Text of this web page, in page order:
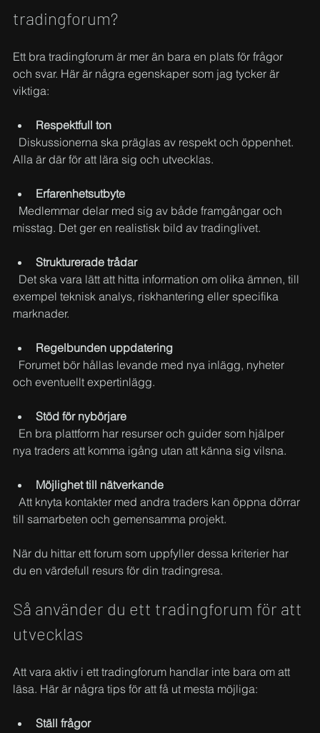
tradingforum?
Ett bra tradingforum är mer än bara en plats för frågor
och svar. Här är några egenskaper som jag tycker är
viktiga:
Respektfull ton
Alla är där för att lära sig och utvecklas.
Erfarenhetsutbyte
misstag. Det ger en realistisk bild av tradinglivet.
Strukturerade trådar
exempel teknisk analys, riskhantering eller specifika
marknader.
Regelbunden uppdatering
och eventuellt expertinlägg.
Stöd för nybörjare
nya traders att komma igång utan att känna sig vilsna.
Möjlighet till nätverkande
till samarbeten och gemensamma projekt.
När du hittar ett forum som uppfyller dessa kriterier har
du en värdefull resurs för din tradingresa.
Så använder du ett tradingforum för att
utvecklas
Att vara aktiv i ett tradingforum handlar inte bara om att
läsa. Här är några tips för att få ut mesta möjliga:
Ställ frågor